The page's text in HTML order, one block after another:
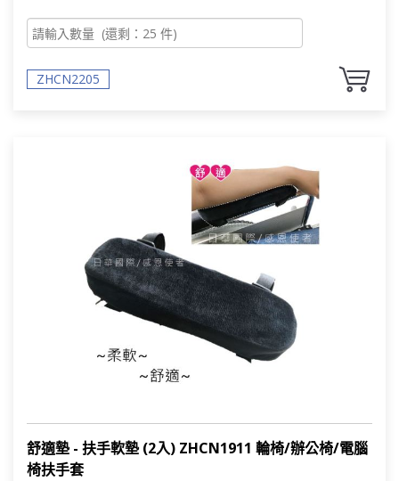
ZHCN2205
舒適墊 - 扶手軟墊 (2入) ZHCN1911 輪椅/辦公椅/電腦
椅扶手套